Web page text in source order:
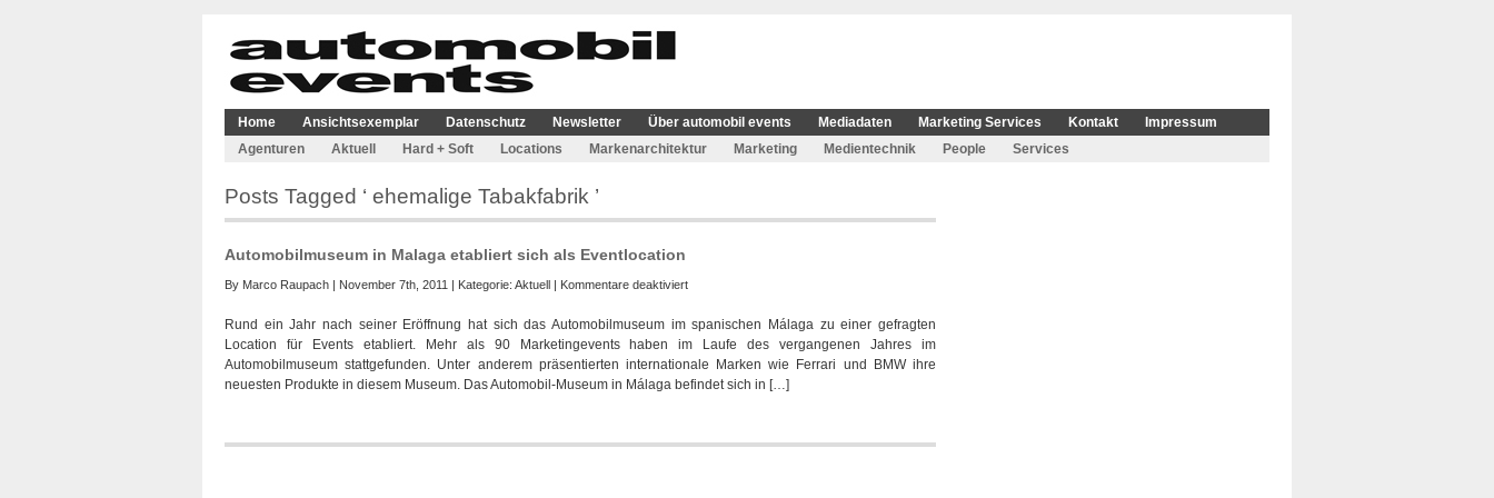
Home Ansichtsexemplar Datenschutz Newsletter Über automobil events Mediadaten Marketing Services Kontakt
Impressum
Agenturen
Aktuell Hard + Soft Locations Markenarchitektur Marketing Medientechnik People Services
Posts Tagged ‘ ehemalige Tabakfabrik ’
Automobilmuseum in Malaga etabliert sich als Eventlocation
By Marco Raupach | November 7th, 2011 | Kategorie: Aktuell | Kommentare deaktiviertfür
in
Malaga
etabliert
sich
Rund ein Jahr nach seiner Eröffnung hat sich das Automobilmuseum im spanischen Málaga zu einer gefragten
Location für Events etabliert. Mehr als 90 Marketingevents haben im Laufe des vergangenen Jahres im
Automobilmuseum stattgefunden. Unter anderem präsentierten internationale Marken wie Ferrari und BMW ihre
neuesten Produkte in diesem Museum. Das Automobil-Museum in Málaga befindet sich in […]